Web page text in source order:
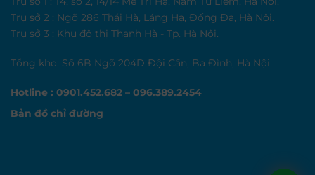
Trụ sở 2 : Ngõ 286 Thái Hà, Láng Hạ, Đống Đa, Hà Nội.
Trụ sở 3 : Khu đô thị Thanh Hà - Tp. Hà Nội.
Tổng kho: Số 6B Ngõ 204D Đội Cấn, Ba Đình, Hà Nội
Hotline : 0901.452.682 – 096.389.2454
Bản đồ chỉ đường